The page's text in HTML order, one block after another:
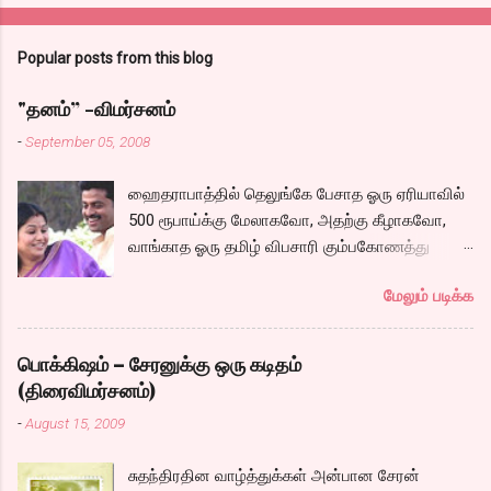
Popular posts from this blog
"தனம்” -விமர்சனம்
-September 05, 2008
ஹைதராபாத்தில் தெலுங்கே பேசாத ஓரு ஏரியாவில்
500 ரூபாய்க்கு மேலாகவோ, அதற்கு கீழாகவோ,
வாங்காத ஓரு தமிழ் விபசாரி கும்பகோணத்து
வாழ்கைபடுகிறாள். அவளுடய வாழ்கை எப்படி
அமைந்தது? என்ற ஓரு நல்ல லைனை , சங்கீதா
தன்னுடய இடுப்பை சுழற்றி, சுழற்றி நடப்பதை போல்
சும்மா, சுத்தி, சுத்தி குழப்பி, நம்பமுடியாத
திரைக்கதையால் சொதப்பி,சங்கீதாவை ஏதோ
க்ளைமாக்ஸில் செய்வதும் கொஞ்சம் அல்ல
மேலும் படிக்க
பொக்கிஷம் – சேரனுக்கு ஒரு கடிதம்
(திரைவிமர்சனம்)
-August 15, 2009
சுதந்திரதின வாழ்த்துக்கள் அன்பான சேரன்